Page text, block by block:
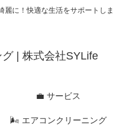
麗に！快適な生活をサポートしま
| 株式会社SYLife
💼 サービス
🌬 エアコンクリーニング